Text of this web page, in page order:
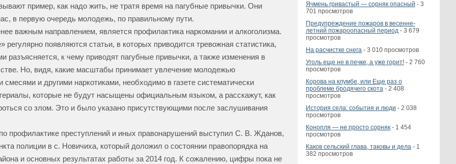
Ячмень гривастый — сорняк опасный - 3
701 просмотров
Предупреждение пожаров в весенне-
летний пожароопасный период- 3 679
просмотров
На расчистке снега- 3 010 просмотров
Уголь еще не в печке, а уже горит!- 2 760
просмотров
Корова на клумбе, или Еще раз о
проблеме бродячего скота- 2 408
просмотров
История села: события и люди - 2 038
просмотров
Конопля — не просто сорняк- 1 454
просмотров
Каков сельский глава, таковы и дела- 1
382 просмотров
пример, как надо жить, не тратя время на пагубные привычки. Они
в первую очередь молодежь, по правильному пути.
важным направлением, является профилактика наркомании и алкоголизма.
регулярно появляются статьи, в которых приводится тревожная статистика,
разъясняется, к чему приводят пагубные привычки, а также изменения в
Но, видя, какие масштабы принимает увлечение молодежью
смесями и другими наркотиками, необходимо в газете систематически
которые не будут насыщены официальным языком, а расскажут, как
со злом. Это и было указано присутствующими после заслушивания
профилактике преступлений и иных правонарушений выступил С. В. Жданов,
полиции в с. Новичиха, который доложил о состоянии правопорядка на
и основных результатах работы за 2014 год. К сожалению, цифры пока не